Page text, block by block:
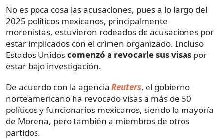
No es poca cosa las acusaciones, pues a lo largo del
2025 políticos mexicanos, principalmente
morenistas, estuvieron rodeados de acusaciones por
estar implicados con el crimen organizado. Incluso
Estados Unidoscomenzó a revocarle sus visas por
estar bajo investigación.
De acuerdo con la agencia Reuters, el gobierno
norteamericano ha revocado visas a más de 50
políticos y funcionarios mexicanos, siendo la mayoría
de Morena, pero también a miembros de otros
partidos.